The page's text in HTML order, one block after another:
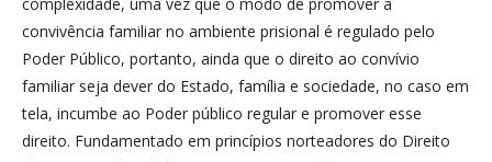
convivência familiar no ambiente prisional é regulado pelo
Poder Público, portanto, ainda que o direito ao convívio
familiar seja dever do Estado, família e sociedade, no caso em
tela, incumbe ao Poder público regular e promover esse
direito. Fundamentado em princípios norteadores do Direito